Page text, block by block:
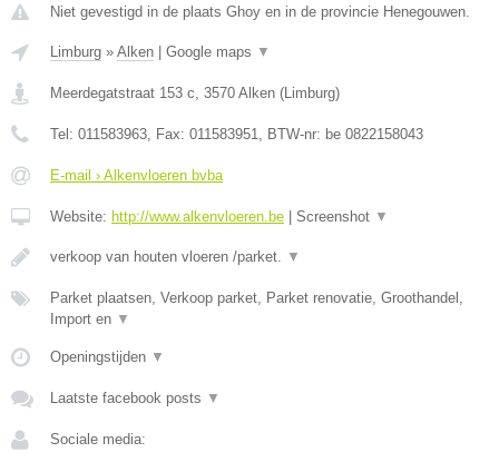
Niet gevestigd in de plaats Ghoy en in de provincie Henegouwen.
Limburg » Alken Google maps ▼
Meerdegatstraat 153 c, 3570 Alken (Limburg)
Tel: 011583963, Fax: 011583951, BTW-nr: be 0822158043
E-mail › Alkenvloeren bvba
Website: http://www.alkenvloeren.be Screenshot ▼
verkoop van houten vloeren /parket. ▼
Parket plaatsen, Verkoop parket, Parket renovatie, Groothandel,
Import en ▼
Openingstijden ▼
Laatste facebook posts ▼
Sociale media: